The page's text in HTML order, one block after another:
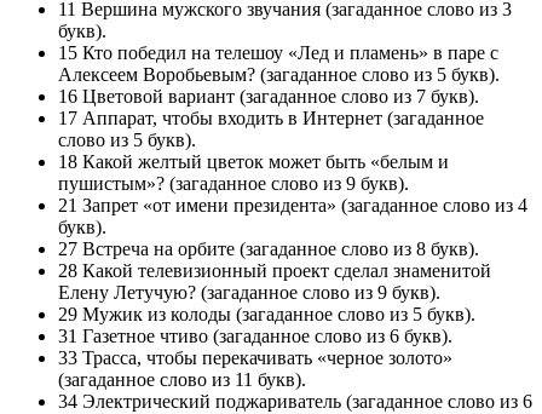
11 Вершина мужского звучания (загаданное слово из 3
букв).
15 Кто победил на телешоу «Лед и пламень» в паре с
Алексеем Воробьевым? (загаданное слово из 5 букв).
16 Цветовой вариант (загаданное слово из 7 букв).
17 Аппарат, чтобы входить в Интернет (загаданное
слово из 5 букв).
18 Какой желтый цветок может быть «белым и
пушистым»? (загаданное слово из 9 букв).
21 Запрет «от имени президента» (загаданное слово из 4
букв).
27 Встреча на орбите (загаданное слово из 8 букв).
28 Какой телевизионный проект сделал знаменитой
Елену Летучую? (загаданное слово из 9 букв).
29 Мужик из колоды (загаданное слово из 5 букв).
31 Газетное чтиво (загаданное слово из 6 букв).
33 Трасса, чтобы перекачивать «черное золото»
(загаданное слово из 11 букв).
34 Электрический поджариватель (загаданное слово из 6